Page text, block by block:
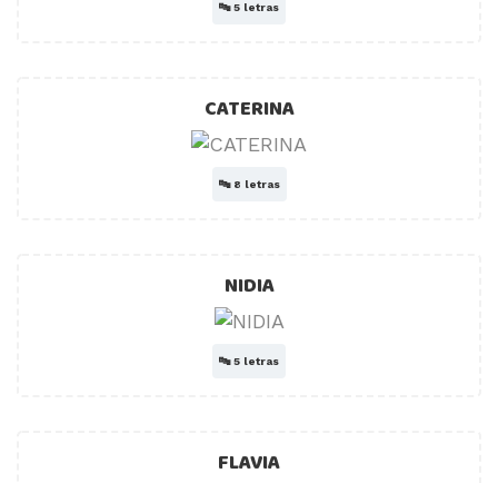
🔤5 letras
CATERINA
🔤 8 letras
NIDIA
🔤5 letras
FLAVIA